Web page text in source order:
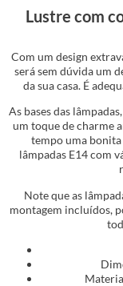
Lustre com
Com um design
será sem dúvida um
da sua casa. É
As bases das
um toque de charme
tempo uma
lâmpadas E14 com
Note que as
montagem incluídos,